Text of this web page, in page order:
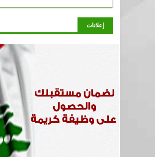
إعلانات